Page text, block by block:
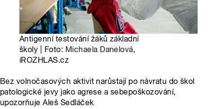
Antigenní testování žáků základní
školy | Foto: Michaela Danelová,
iROZHLAS.cz
Bez volnočasových aktivit narůstají po návratu do škol
patologické jevy jako agrese a sebepoškozování,
upozorňuje Aleš Sedláček